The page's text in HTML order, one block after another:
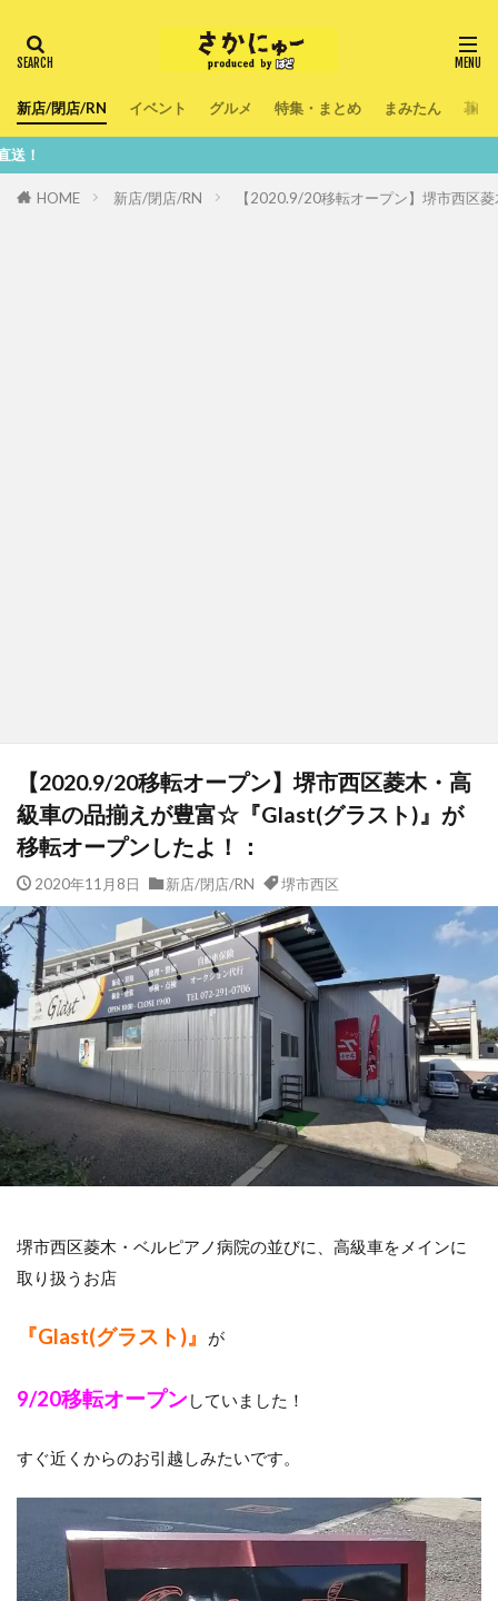
新店/閉店/RN イベント グルメ 特集・まとめ まみたん 暮ら
HOME 新店/閉店/RN 【2020.9/20移転オープン】堺市西区
【2020.9/20移転オープン】堺市西区菱木・高
級車の品揃えが豊富☆『Glast(グラスト)』が
移転オープンしたよ！：
2020年11月8日 新店/閉店/RN 堺市西区
堺市西区菱木・ベルピアノ病院の並びに、高級車をメインに
取り扱うお店
『Glast(グラスト)』 が
9/20移転オープン していました！
すぐ近くからのお引越しみたいです。